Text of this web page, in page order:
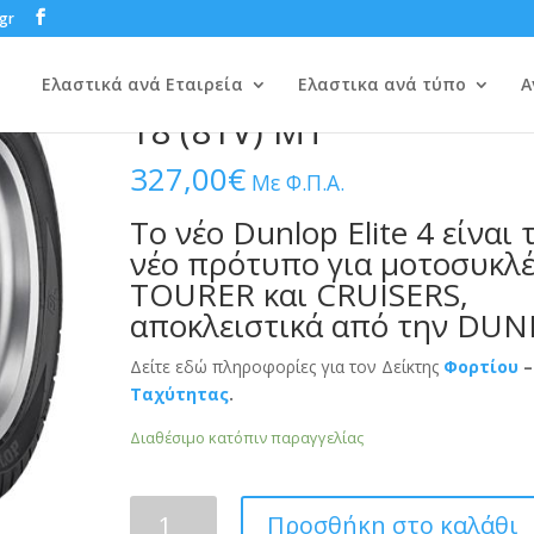
Ελαστικά ανά Εταιρεία Ελαστικα ανά τύπο
CUSTOM
DUNLOP ELITE 4 250/
18 (81V) MT
327,00€ Με Φ.Π.Α.
Το νέο Dunlop Elite 4 είναι
νέο πρότυπο για
TOURER και CRUISERS,
αποκλειστικά από την
Δείτε εδώ πληροφορίες για τον Δείκτης Φορτίου –
Ταχύτητας.
Διαθέσιμο κατόπιν παραγγελίας
Προσθήκη στο καλάθι